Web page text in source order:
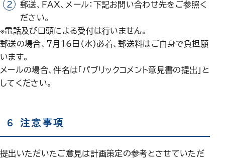
郵送、FAX、メール：下記お問い合わせ先をご参照く
ださい。
※電話及び口頭による受付は行いません。
郵送の場合、7月16日（水）必着、郵送料はご自身で負担願
います。
メールの場合、件名は「パブリックコメント意見書の提出」と
してください。
６ 注意事項
提出いただいたご意見は計画策定の参考とさせていただ